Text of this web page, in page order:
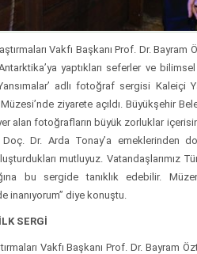
Vakfı Başkanı Prof. Dr. Bayram
yaptıkları seferler ve
adlı fotoğraf sergisi Kaleiçi
ziyarete açıldı. Büyükşehir
alan fotoğrafların büyük zorluklar
Dr. Arda Tonay’a emeklerinden
mutluyuz. Vatandaşlarımız
bu sergide tanıklık edebilir.
inanıyorum” diye konuştu.
SERGİ
Vakfı Başkanı Prof. Dr. Bayram